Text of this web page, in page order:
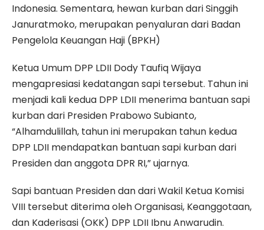
Indonesia. Sementara, hewan kurban dari Singgih
Januratmoko, merupakan penyaluran dari Badan
Pengelola Keuangan Haji (BPKH)
Ketua Umum DPP LDII Dody Taufiq Wijaya
mengapresiasi kedatangan sapi tersebut. Tahun ini
menjadi kali kedua DPP LDII menerima bantuan sapi
kurban dari Presiden Prabowo Subianto,
“Alhamdulillah, tahun ini merupakan tahun kedua
DPP LDII mendapatkan bantuan sapi kurban dari
Presiden dan anggota DPR RI,” ujarnya.
Sapi bantuan Presiden dan dari Wakil Ketua Komisi
VIII tersebut diterima oleh Organisasi, Keanggotaan,
dan Kaderisasi (OKK) DPP LDII Ibnu Anwarudin.